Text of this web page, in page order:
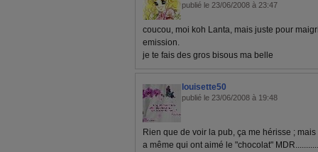
publié le 23/06/2008 à 23:47
coucou, moi koh Lanta, mais juste pour
emission.
je te fais des gros bisous ma belle
louisette50
publié le 23/06/2008 à 19:48
Rien que de voir la pub, ça me hérisse ;
a même qui ont aimé le "chocolat"